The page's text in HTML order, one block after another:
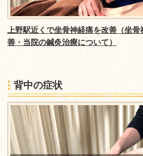
上野駅近くで坐骨神経痛を改善（坐
善・当院の鍼灸治療について）
背中の症状